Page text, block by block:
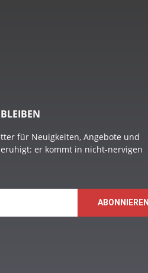
für Neuigkeiten, Angebote und
er kommt in nicht-nervigen
ABONNIEREN